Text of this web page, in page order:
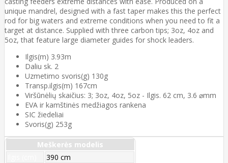
unique mandrel, designed with a fast taper makes this the perfect
rod for big waters and extreme conditions when you need to fit a
target at distance. Supplied with three carbon tips; 3oz, 4oz and
5oz, that feature large diameter guides for shock leaders.
Ilgis(m) 3.93m
Daliu sk. 2
Uzmetimo svoris(g) 130g
Transp.ilgis(m) 167cm
Viršūnėlių skaičius: 3; 3oz, 4oz, 5oz - Ilgis. 62 cm, 3.6 ⌀mm
EVA ir kamštinės medžiagos rankena
SIC žiedeliai
Svoris(g) 253g
Meškerės modelis
390 cm